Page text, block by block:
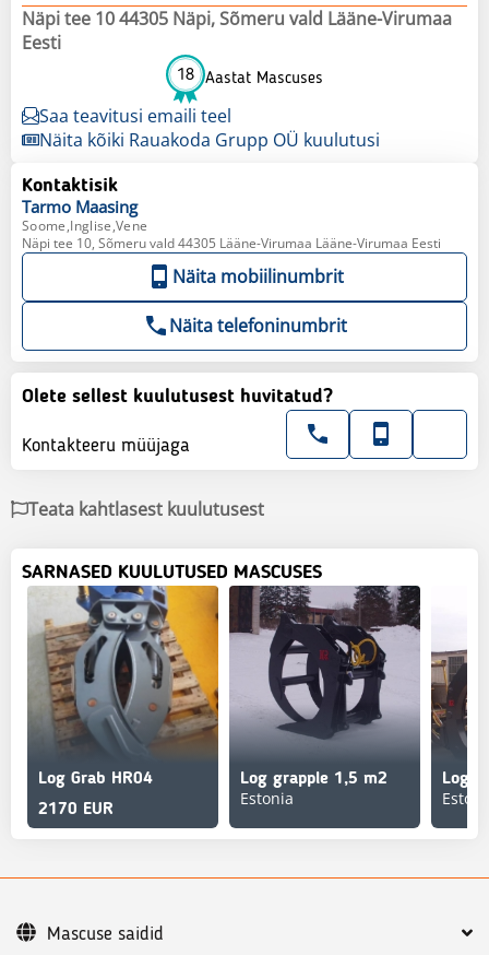
Näpi tee 10 44305 Näpi, Sõmeru vald Lääne-Virumaa
Eesti
18 Aastat Mascuses
Saa teavitusi emaili teel
Näita kõiki Rauakoda Grupp OÜ kuulutusi
Kontaktisik
Tarmo Maasing
Soome,Inglise,Vene
Näpi tee 10, Sõmeru vald 44305 Lääne-Virumaa Lääne-Virumaa Eesti
Näita mobiilinumbrit
Näita telefoninumbrit
Olete sellest kuulutusest huvitatud?
Kontakteeru müüjaga
Teata kahtlasest kuulutusest
SARNASED KUULUTUSED MASCUSES
Log Grab HR04
2170 EUR
Log grapple 1,5 m2
Estonia
Mascuse saidid